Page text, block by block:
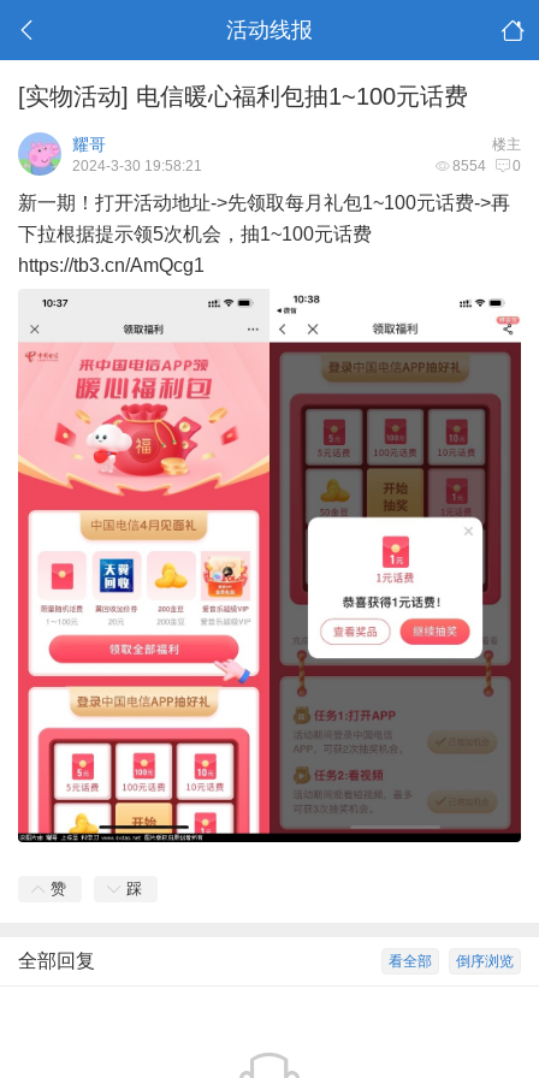
活动线报
[实物活动] 电信暖心福利包抽1~100元话费
楼主
耀哥
8554 0
2024-3-30 19:58:21
新一期！打开活动地址->先领取每月礼包1~100元话费->再
下拉根据提示领5次机会，抽1~100元话费
https://tb3.cn/AmQcg1
赞 踩
倒序浏览
看全部
全部回复